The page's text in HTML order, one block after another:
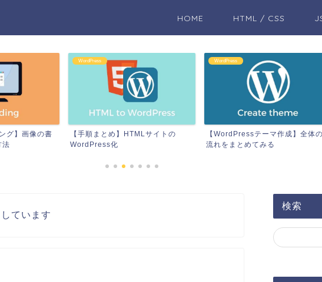
HOME HTML / CSS
グ】画像の書
法
WordPress
【手順まとめ】HTMLサイトの
WordPress化
WordPress
【WordPressテーマ作成】全体の
流れをまとめてみる
ています
検索